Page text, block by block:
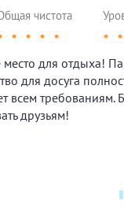
чистота
★ ★ ★ ★ ★ ★
для отдыха!
для досуга
всем требованиям.
друзьям!